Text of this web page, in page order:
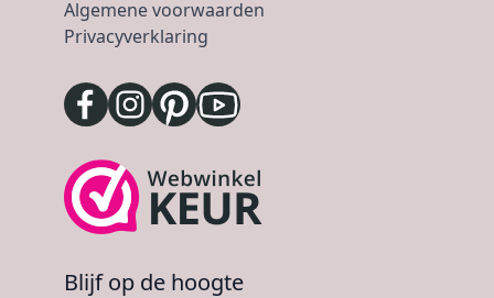
Algemene voorwaarden
Privacyverklaring
Blijf op de hoogte